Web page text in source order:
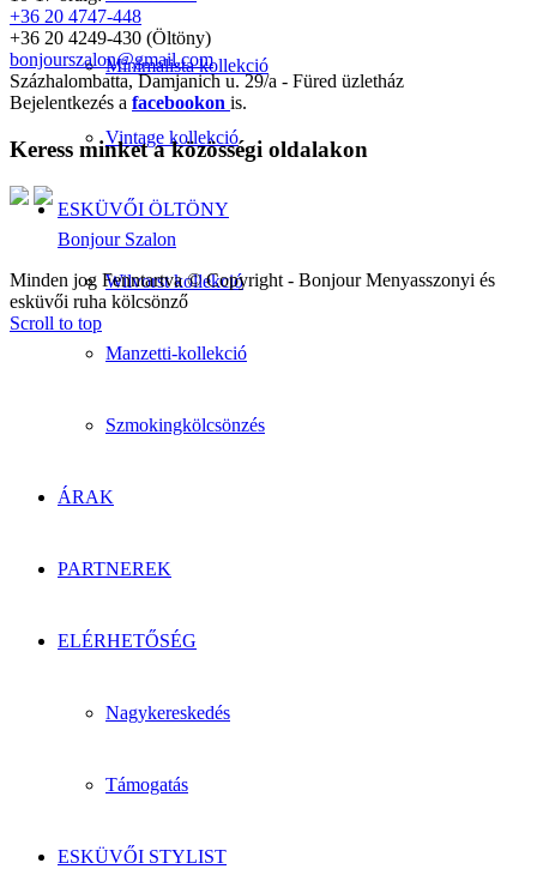
Minimalista kollekció
Vintage kollekció
ESKÜVŐI ÖLTÖNY
Wilvorst kollekció
Manzetti-kollekció
Szmokingkölcsönzés
ÁRAK
PARTNEREK
ELÉRHETŐSÉG
Nagykereskedés
Támogatás
ESKÜVŐI STYLIST
+36 20 4747-448
+36 20 4249-430 (Öltöny)
bonjourszalon@gmail.com
Százhalombatta, Damjanich u. 29/a - Füred üzletház
Bejelentkezés a facebookon is.
Keress minket a közösségi oldalakon
Bonjour Szalon
Minden jog Fenntartva © Copyright - Bonjour Menyasszonyi és
esküvői ruha kölcsönző
Scroll to top